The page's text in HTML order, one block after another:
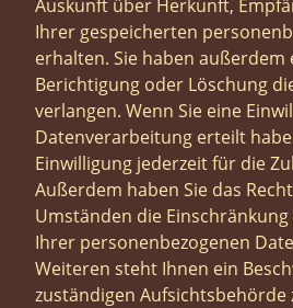
Auskunft über Herkunft,
Ihrer gespeicherten
erhalten. Sie haben außerdem
Berichtigung oder Löschung
verlangen. Wenn Sie eine
Datenverarbeitung erteilt
Einwilligung jederzeit für die
Außerdem haben Sie das
Umständen die
Ihrer personenbezogenen
Weiteren steht Ihnen ein
zuständigen Aufsichtsbehörde